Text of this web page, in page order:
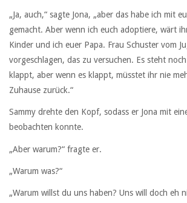
„Ja, auch,“ sagte Jona, „aber das habe ich mit
gemacht. Aber wenn ich euch adoptiere, wärt
Kinder und ich euer Papa. Frau Schuster vom
vorgeschlagen, das zu versuchen. Es steht
klappt, aber wenn es klappt, müsstet ihr nie
Zuhause zurück.“
Sammy drehte den Kopf, sodass er Jona mit
beobachten konnte.
„Aber warum?“ fragte er.
„Warum was?“
„Warum willst du uns haben? Uns will doch eh